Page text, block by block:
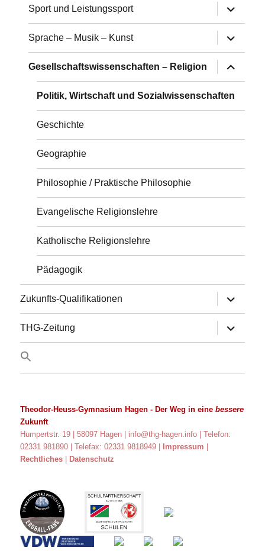
Sport und Leistungssport
anzeigen
Sprache – Musik – Kunst
anzeigen
Gesellschaftswissenschaften – Religion
anzeigen
Politik, Wirtschaft und Sozialwissenschaften
Geschichte
Geographie
Philosophie / Praktische Philosophie
Evangelische Religionslehre
Katholische Religionslehre
Pädagogik
Zukunfts-Qualifikationen
anzeigen
THG-Zeitung
anzeigen
Theodor-Heuss-Gymnasium Hagen - Der Weg in einebessere
Zukunft
Humpertstr. 19 | 58097 Hagen | info@thg-hagen.info
| Telefon:
02331 981890 | Telefax: 02331 9818949 |
Impressum
Rechtliches
Datenschutz